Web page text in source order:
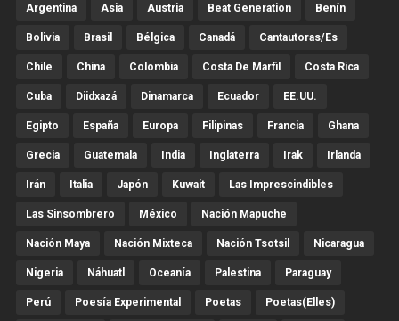
Argentina Asia Austria Beat Generation Benín
Bolivia Brasil Bélgica Canadá Cantautoras/es
Chile China Colombia Costa De Marfil Costa Rica
Cuba Diidxazá Dinamarca Ecuador EE.UU.
Egipto España Europa Filipinas Francia Ghana
Grecia Guatemala India Inglaterra Irak Irlanda
Irán Italia Japón Kuwait Las Imprescindibles
Las Sinsombrero México Nación Mapuche
Nación Maya Nación Mixteca Nación Tsotsil Nicaragua
Nigeria Náhuatl Oceanía Palestina Paraguay
Perú Poesía Experimental Poetas Poetas(Elles)